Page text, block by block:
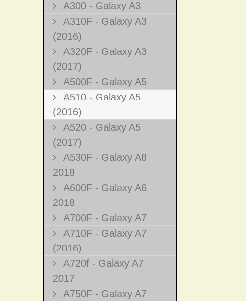
A300 - Galaxy A3
A310F - Galaxy A3
(2016)
A320F - Galaxy A3
(2017)
A500F - Galaxy A5
A510 - Galaxy A5
(2016)
A520 - Galaxy A5
(2017)
A530F - Galaxy A8
2018
A600F - Galaxy A6
2018
A700F - Galaxy A7
A710F - Galaxy A7
(2016)
A720f - Galaxy A7
2017
A750F - Galaxy A7